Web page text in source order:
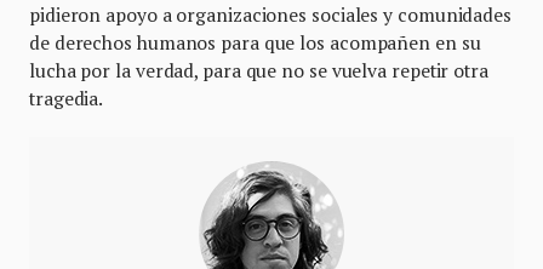
pidieron apoyo a organizaciones sociales y comunidades
de derechos humanos para que los acompañen en su
lucha por la verdad, para que no se vuelva repetir otra
tragedia.